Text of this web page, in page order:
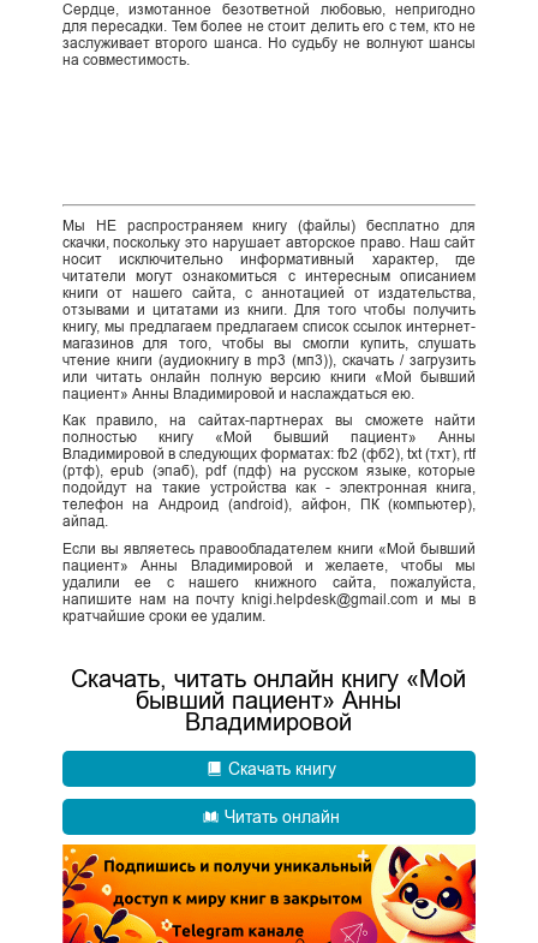
Сердце, измотанное безответной любовью, непригодно
для пересадки. Тем более не стоит делить его с тем, кто не
заслуживает второго шанса. Но судьбу не волнуют шансы
на совместимость.
Мы НЕ распространяем книгу (файлы) бесплатно для
скачки, поскольку это нарушает авторское право. Наш сайт
носит исключительно информативный характер, где
читатели могут ознакомиться с интересным описанием
книги от нашего сайта, с аннотацией от издательства,
отзывами и цитатами из книги. Для того чтобы получить
книгу, мы предлагаем предлагаем список ссылок интернет-
магазинов для того, чтобы вы смогли купить, слушать
чтение книги (аудиокнигу в mp3 (мп3)), скачать / загрузить
или читать онлайн полную версию книги «Мой бывший
пациент» Анны Владимировой и наслаждаться ею.
Как правило, на сайтах-партнерах вы сможете найти
полностью книгу «Мой бывший пациент» Анны
Владимировой в следующих форматах: fb2 (фб2), txt (тхт), rtf
(ртф), epub (эпаб), pdf (пдф) на русском языке, которые
подойдут на такие устройства как - электронная книга,
телефон на Андроид (android), айфон, ПК (компьютер),
айпад.
Если вы являетесь правообладателем книги «Мой бывший
пациент» Анны Владимировой и желаете, чтобы мы
удалили ее с нашего книжного сайта, пожалуйста,
напишите нам на почту knigi.helpdesk@gmail.com и мы в
кратчайшие сроки ее удалим.
Скачать, читать онлайн книгу «Мой
бывший пациент» Анны
Владимировой
Скачать книгу
Читать онлайн